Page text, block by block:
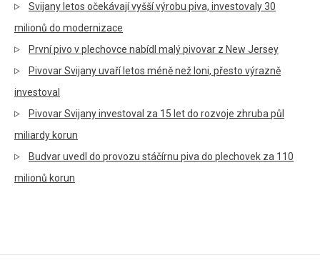
Svijany letos očekávají vyšší výrobu piva, investovaly 30
milionů do modernizace
První pivo v plechovce nabídl malý pivovar z New Jersey
Pivovar Svijany uvaří letos méně než loni, přesto výrazně
investoval
Pivovar Svijany investoval za 15 let do rozvoje zhruba půl
miliardy korun
Budvar uvedl do provozu stáčírnu piva do plechovek za 110
milionů korun